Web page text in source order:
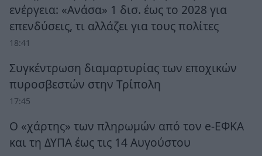
ενέργεια: «Ανάσα» 1 δισ. έως το 2028 για
επενδύσεις, τι αλλάζει για τους πολίτες
18:41
Συγκέντρωση διαμαρτυρίας των εποχικών
πυροσβεστών στην Τρίπολη
17:45
Ο «χάρτης» των πληρωμών από τον e-ΕΦΚΑ
και τη ΔΥΠΑ έως τις 14 Αυγούστου